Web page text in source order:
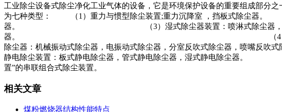
工业除尘设备式除尘净化工业气体的设备，它是环境保护设备的重要组成部分
为七种类型： （1）重力与惯型除尘装置;重力沉降室 ，挡
器。 （3）湿式除尘器装置：喷淋式除尘器，冲激式除尘器
器。 （4）过滤层除尘器：颗粒层除尘器，
除尘器：机械振动式除尘器，电振动式除尘器，分室反
静电除尘装置：板式静电除尘器，管式静电除尘器，湿式静电除尘器
置”的串联组合式除尘装
相关文章
煤粉燃烧器结构性能特点